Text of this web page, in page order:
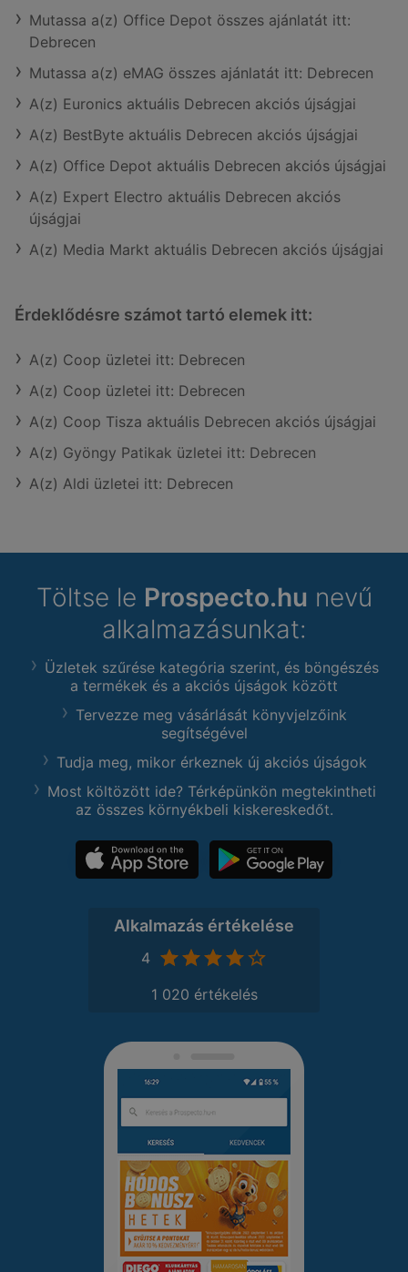
Mutassa a(z) Office Depot összes ajánlatát itt:
Debrecen
Mutassa a(z) eMAG összes ajánlatát itt: Debrecen
A(z) Euronics aktuális Debrecen akciós újságjai
A(z) BestByte aktuális Debrecen akciós újságjai
A(z) Office Depot aktuális Debrecen akciós újságjai
A(z) Expert Electro aktuális Debrecen akciós
újságjai
A(z) Media Markt aktuális Debrecen akciós újságjai
Érdeklődésre számot tartó elemek itt:
A(z) Coop üzletei itt: Debrecen
A(z) Coop üzletei itt: Debrecen
A(z) Coop Tisza aktuális Debrecen akciós újságjai
A(z) Gyöngy Patikak üzletei itt: Debrecen
A(z) Aldi üzletei itt: Debrecen
Töltse le Prospecto.hu nevű
alkalmazásunkat:
Üzletek szűrése kategória szerint, és böngészés
a termékek és a akciós újságok között
Tervezze meg vásárlását könyvjelzőink
segítségével
Tudja meg, mikor érkeznek új akciós újságok
Most költözött ide? Térképünkön megtekintheti
az összes környékbeli kiskereskedőt.
Alkalmazás értékelése
4
1 020 értékelés